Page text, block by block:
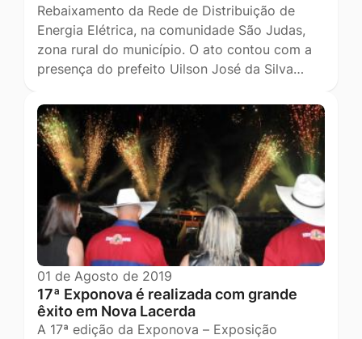
Rebaixamento da Rede de Distribuição de
Energia Elétrica, na comunidade São Judas,
zona rural do município. O ato contou com a
presença do prefeito Uilson José da Silva…
01 de Agosto de 2019
17ª Exponova é realizada com grande
êxito em Nova Lacerda
A 17ª edição da Exponova – Exposição